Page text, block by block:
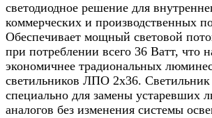
светодиодное решение для
коммерческих и производственных
Обеспечивает мощный световой
при потреблении всего 36 Ватт, что
экономичнее традиональных
светильников ЛПО 2х36. Светильник
специально для замены устаревших
аналогов без изменения системы